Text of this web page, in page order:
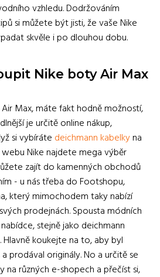
vzhledu. Dodržováním
si můžete být jisti, že vaše Nike
skvěle i po dlouhou dobu.
Nike boty Air Max
Max, máte fakt hodně možností,
je určitě online nákup,
si vybíráte deichmann kabelkyna
Nike najdete mega výběr
zajít do kamenných obchodů
- u nás třeba do Footshopu,
který mimochodem taky nabízí
prodejnách. Spousta módních
stejně jako deichmann
koukejte na to, aby byl
prodával originály. No a určitě se
na různých e-shopech a přečíst si,